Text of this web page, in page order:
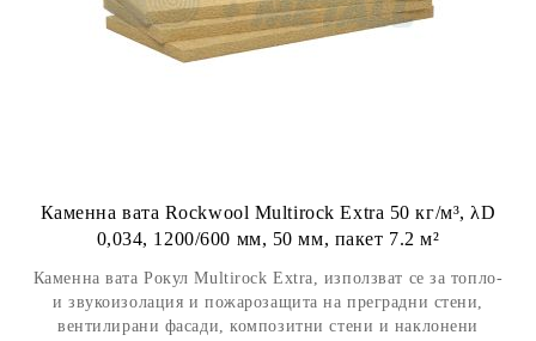
Каменна вата Rockwool Multirock Extra 50 кг/м³, λD
0,034, 1200/600 мм, 50 мм, пакет 7.2 м²
Каменна вата Рокул Multirock Extra, използват се за топло-
и звукоизолация и пожарозащита на преградни стени,
вентилирани фасади, композитни стени и наклонени